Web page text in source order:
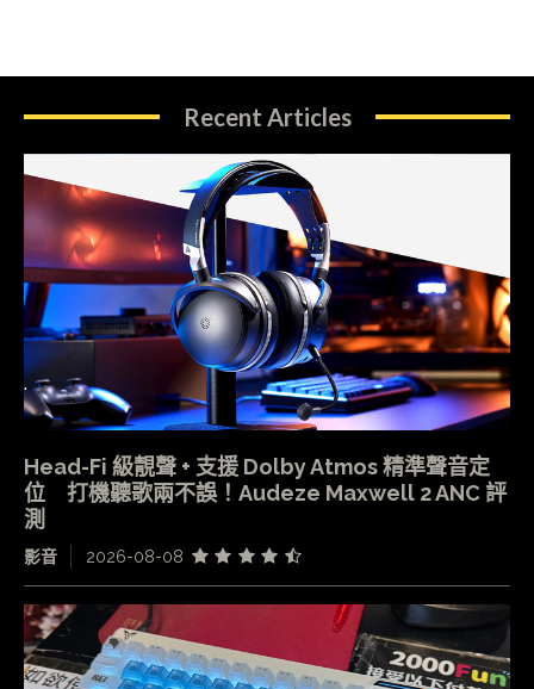
Recent Articles
Head-Fi 級靚聲 + 支援 Dolby Atmos 精準聲音定
位 打機聽歌兩不誤！Audeze Maxwell 2 ANC 評
測
影音 2026-08-08